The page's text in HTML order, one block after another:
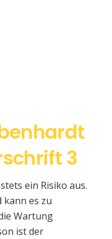
3
ein Risiko aus.
kann es zu
Wartung
ist der